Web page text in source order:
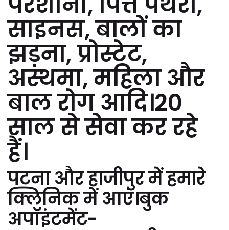
साइनस, बालों का
झड़ना, प्रोस्टेट,
अस्थमा, महिला और
बाल रोग आदि।20
साल से सेवा कर रहे
हैं।
पटना और हाजीपुर में हमारे
क्लिनिक में आएं।बुक
अपॉइंटमेंट-